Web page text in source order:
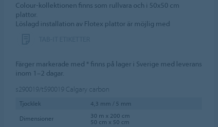
Colour-kollektionen finns som rullvara och i 50x50 cm
plattor.
Löslagd installation av Flotex plattor är möjlig med
Färger markerade med * finns på lager i Sverige med leverans
inom 1–2 dagar.
s290019/t590019 Calgary carbon
Tjocklek
4,3 mm / 5 mm
Dimensioner
30 m x 200 cm
50 cm x 50 cm